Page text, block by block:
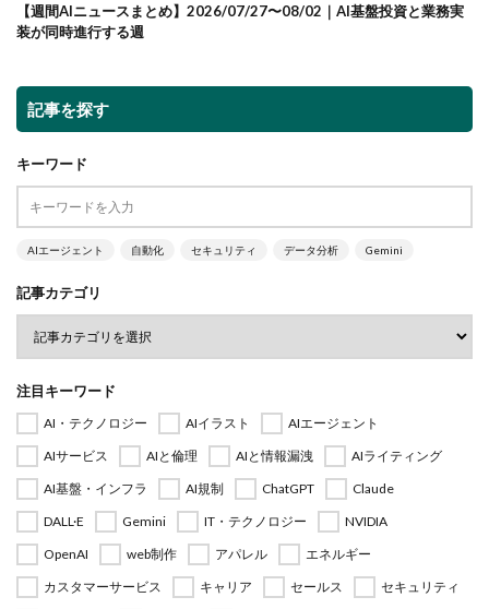
【週間AIニュースまとめ】2026/07/27〜08/02｜AI基盤投資と業務実
装が同時進行する週
記事を探す
キーワード
AIエージェント 自動化 セキュリティ データ分析 Gemini
記事カテゴリ
注目キーワード
AI・テクノロジー AIイラスト
AIエージェント
AIサービス
AIと倫理 AIと情報漏洩
AIライティング
AI基盤・インフラ
AI規制 ChatGPT
Claude
DALL·E
Gemini IT・テクノロジー
NVIDIA
OpenAI
web制作 アパレル
エネルギー
カスタマーサービス
キャリア セールス
セキュリティ